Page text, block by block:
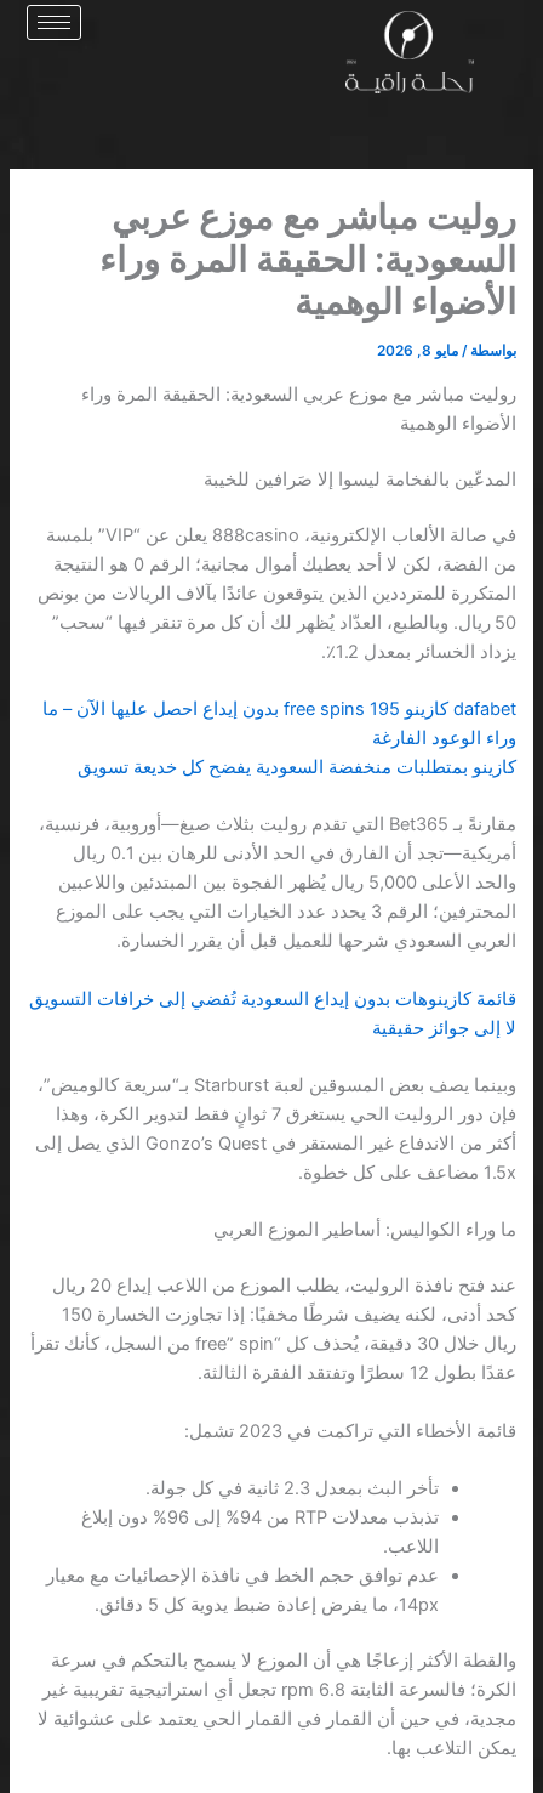
روليت مباشر مع موزع عربي
السعودية: الحقيقة المرة وراء
الأضواء الوهمية
بواسطة /مايو 8, 2026
روليت مباشر مع موزع عربي السعودية: الحقيقة المرة وراء
الأضواء الوهمية
المدعّين بالفخامة ليسوا إلا صَرافين للخيبة
في صالة الألعاب الإلكترونية، 888casino يعلن عن “VIP” بلمسة
من الفضة، لكن لا أحد يعطيك أموال مجانية؛ الرقم 0 هو النتيجة
المتكررة للمترددين الذين يتوقعون عائدًا بآلاف الريالات من بونص
50 ريال. وبالطبع، العدّاد يُظهر لك أن كل مرة تنقر فيها “سحب”
يزداد الخسائر بمعدل 1.2٪.
dafabet كازينو 195 free spins بدون إيداع احصل عليها الآن – ما
وراء الوعود الفارغة
كازينو بمتطلبات منخفضة السعودية يفضح كل خديعة تسويق
مقارنةً بـ Bet365 التي تقدم روليت بثلاث صيغ—أوروبية، فرنسية،
أمريكية—تجد أن الفارق في الحد الأدنى للرهان بين 0.1 ريال
والحد الأعلى 5,000 ريال يُظهر الفجوة بين المبتدئين واللاعبين
المحترفين؛ الرقم 3 يحدد عدد الخيارات التي يجب على الموزع
العربي السعودي شرحها للعميل قبل أن يقرر الخسارة.
قائمة كازينوهات بدون إيداع السعودية تُفضي إلى خرافات التسويق
لا إلى جوائز حقيقية
وبينما يصف بعض المسوقين لعبة Starburst بـ“سريعة كالوميض”،
فإن دور الروليت الحي يستغرق 7 ثوانٍ فقط لتدوير الكرة، وهذا
أكثر من الاندفاع غير المستقر في Gonzo’s Quest الذي يصل إلى
1.5x مضاعف على كل خطوة.
ما وراء الكواليس: أساطير الموزع العربي
عند فتح نافذة الروليت، يطلب الموزع من اللاعب إيداع 20 ريال
كحد أدنى، لكنه يضيف شرطًا مخفيًا: إذا تجاوزت الخسارة 150
ريال خلال 30 دقيقة، يُحذف كل “free” spin من السجل، كأنك تقرأ
عقدًا بطول 12 سطرًا وتفتقد الفقرة الثالثة.
قائمة الأخطاء التي تراكمت في 2023 تشمل:
تأخر البث بمعدل 2.3 ثانية في كل جولة.
تذبذب معدلات RTP من 94% إلى 96% دون إبلاغ
اللاعب.
عدم توافق حجم الخط في نافذة الإحصائيات مع معيار
14px، ما يفرض إعادة ضبط يدوية كل 5 دقائق.
والقطة الأكثر إزعاجًا هي أن الموزع لا يسمح بالتحكم في سرعة
الكرة؛ فالسرعة الثابتة 6.8 rpm تجعل أي استراتيجية تقريبية غير
مجدية، في حين أن القمار في القمار الحي يعتمد على عشوائية لا
يمكن التلاعب بها.